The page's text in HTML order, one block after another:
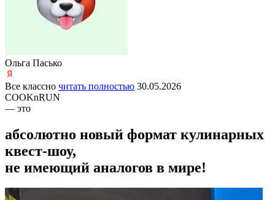
Ольга Пасько
Все классно читать полностью 30.05.2026
COOKnRUN
— это
абсолютно новый формат кулинарных
квест-шоу,
не имеющий аналогов в мире!